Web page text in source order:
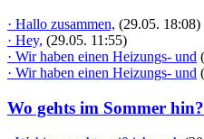
· Hallo zusammen, (29.05. 18:08)
· Hey, (29.05. 11:55)
· Wir haben einen Heizungs- und
· Wir haben einen Heizungs- und
Wo gehts im Sommer hin?